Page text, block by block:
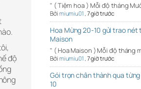
độ
" ( Tiệm hoa ) Mỗi độ tháng
Bởimiumiu01,7 giờ trước
Hoa Mừng 20-10 gửi trao nét
Maison
" ( Hoa Maison ) Mỗi độ tháng
Bởimiumiu01,7 giờ trước
Gói trọn chân thành qua
10